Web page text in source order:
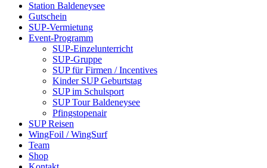
Station Baldeneysee
Gutschein
SUP-Vermietung
Event-Programm
SUP-Einzelunterricht
SUP-Gruppe
SUP für Firmen / Incentives
Kinder SUP Geburtstag
SUP im Schulsport
SUP Tour Baldeneysee
Pfingstopenair
SUP Reisen
WingFoil / WingSurf
Team
Shop